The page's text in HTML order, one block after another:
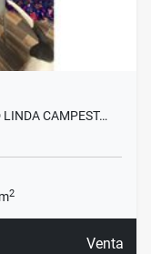
LINDA CAMPEST…
2
Venta